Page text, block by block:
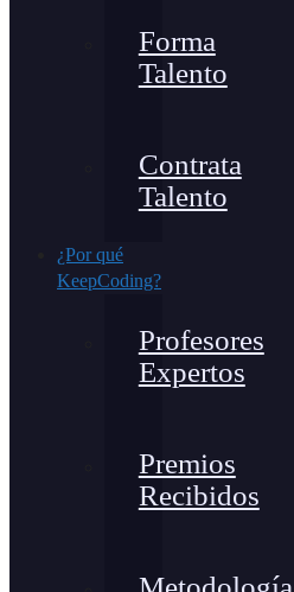
Forma
Talento
Contrata
Talento
¿Por qué
KeepCoding?
Profesores
Expertos
Premios
Recibidos